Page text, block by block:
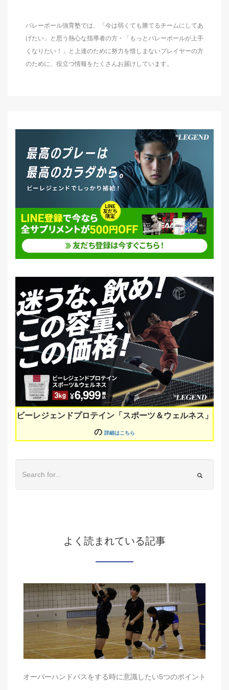
バレーボール強育塾では、「今は弱くても勝てるチームにしてあ
げたい」と思う熱心な指導者の方・「もっとバレーボールが上手
くなりたい！」と上達のために努力を惜しまないプレイヤーの方
のために、役立つ情報をたくさんお届けしています。
ビーレジェンドプロテイン「スポーツ＆ウェルネス」
の 詳細はこちら
よく読まれている記事
オーバーハンドパスをする時に意識したい5つのポイント